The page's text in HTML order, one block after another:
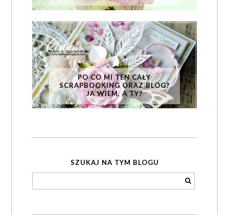
PO CO MI TEN CAŁY
SCRAPBOOKING ORAZ BLOG?
JA WIEM, A TY?
SZUKAJ NA TYM BLOGU